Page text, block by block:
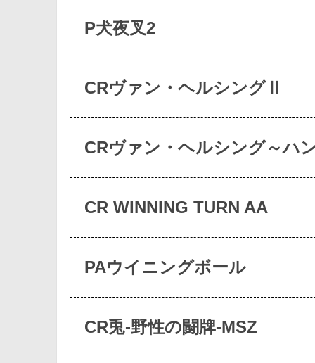
P犬夜叉2
CRヴァン・ヘルシングⅡ
CRヴァン・ヘルシング～ハ
CR WINNING TURN AA
PAウイニングボール
CR兎‐野性の闘牌‐MSZ